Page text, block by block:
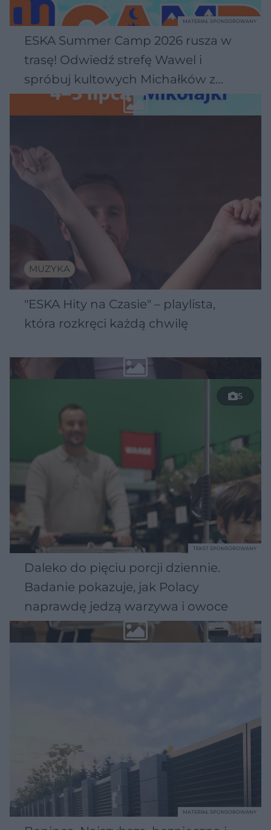
ESKA Summer Camp 2026 rusza w
trasę! Odwiedź strefę Wawel i
spróbuj kultowych Michałków z
Wawelu
MATERIAŁ SPONSOROWANY
MUZYKA
"ESKA Hity na Czasie" – playlista,
która rozkręci każdą chwilę
5
Daleko do pięciu porcji dziennie.
Badanie pokazuje, jak Polacy
naprawdę jedzą warzywa i owoce
TEKST SPONSOROWANY
MATERIAŁ SPONSOROWANY